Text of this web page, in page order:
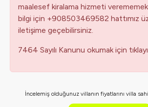
maalesef kiralama hizmeti
bilgi için +908503469582 hattımız
iletişime geçebilirsiniz.
7464 Sayılı Kanunu okumak için
İncelemiş olduğunuz villanın fiyatlarını villa